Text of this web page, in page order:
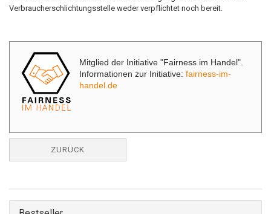
Verbraucherschlichtungsstelle weder verpflichtet noch bereit.
Mitglied der Initiative "Fairness im Handel".
Informationen zur Initiative: fairness-im-
handel.de
ZURÜCK